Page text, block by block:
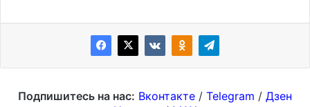
Подпишитесь на нас: Вконтакте / Telegram / Дзен